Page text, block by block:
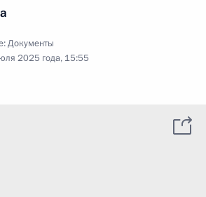
Документы
2025 года, 15:55